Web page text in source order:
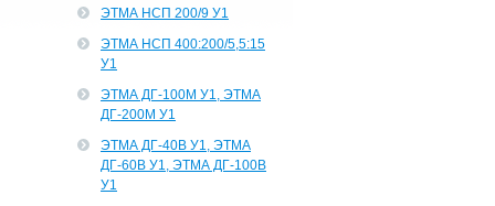
ЭТМА НСП 200/9 У1
ЭТМА НСП 400:200/5,5:15
У1
ЭТМА ДГ-100М У1, ЭТМА
ДГ-200М У1
ЭТМА ДГ-40В У1, ЭТМА
ДГ-60В У1, ЭТМА ДГ-100В
У1